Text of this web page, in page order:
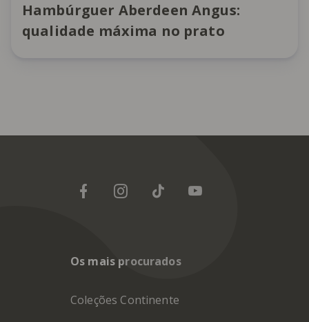
Hambúrguer Aberdeen Angus:
qualidade máxima no prato
Os mais procurados
Coleções Continente